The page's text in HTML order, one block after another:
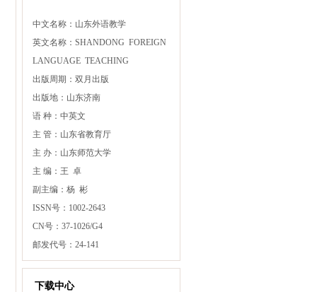
中文名称：山东外语教学
英文名称：SHANDONG FOREIGN
LANGUAGE TEACHING
出版周期：双月出版
出版地：山东济南
语 种：中英文
主 管：山东省教育厅
主 办：山东师范大学
主 编：王 卓
副主编：杨 彬
ISSN号：1002-2643
CN号：37-1026/G4
邮发代号：24-141
下载中心